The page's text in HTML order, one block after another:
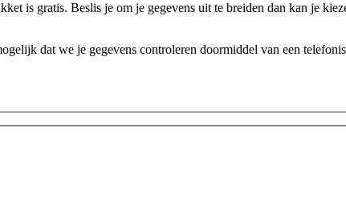
is gratis. Beslis je om je gegevens uit te breiden dan kan je
dat we je gegevens controleren doormiddel van een